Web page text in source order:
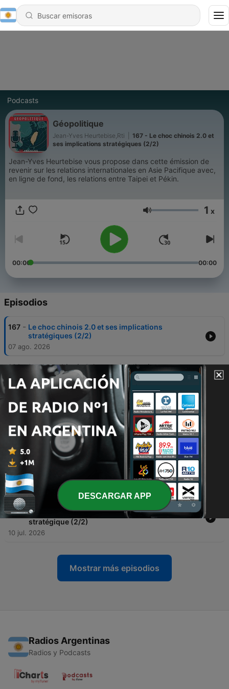
Podcasts
Géopolitique
Jean-Yves Heurtebise,Rti
167 - Le choc chinois 2.0 et
ses implications stratégiques (2/2)
Jean-Yves Heurtebise vous propose dans cette émission de
revenir sur les relations internationales en Asie Pacifique avec,
en ligne de fond, les relations entre Taipei et Pékin.
Volumen 1 x
00:00 00:00
Episodios
167 - Le choc chinois 2.0 et ses implications
stratégiques (2/2)
07 ago. 2026
166 - Le choc chinois 2.0 et ses implications
stratégiques (1/2)
31 jul. 2026
165 -
La relation Chine - Mongolie aujourd’hui à
l’occasion de la visite de Wang Yi à Oulan-Bator
(2/2)
24 jul. 2026
164 - La relation Chine-Mongolie aujourd’hui à
l’occasion de la visite de Wang Yi à Oulan-Bator
(1/2)
17 jul. 2026
163 - Les relations entre la Corée du Nord et la Chine :
entre dépendance économique et avantage
stratégique (2/2)
10 jul. 2026
Mostrar más episodios
Radios Argentinas
Radios y Podcasts
DESCARGAR APP